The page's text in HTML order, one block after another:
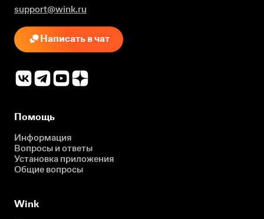
support@wink.ru
Написать в чат
Помощь
Информация
Вопросы и ответы
Установка приложения
Общие вопросы
Wink